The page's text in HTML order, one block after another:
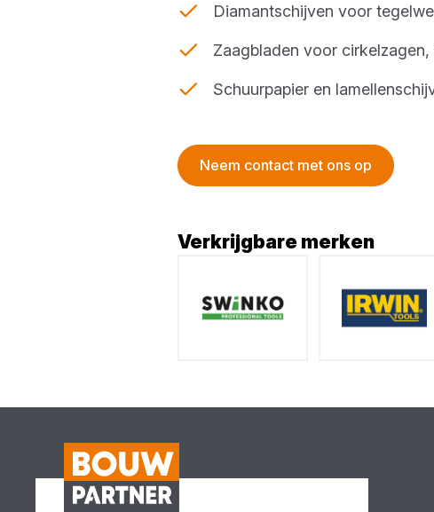
Diamantschijven voor
Zaagbladen voor
Schuurpapier en
Neem contact met ons op
Verkrijgbare merken